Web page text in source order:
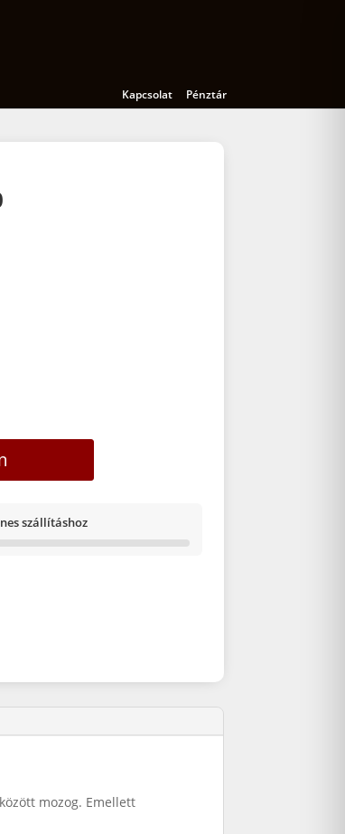
Kapcsolat Pénztár
szállításhoz
mozog. Emellett